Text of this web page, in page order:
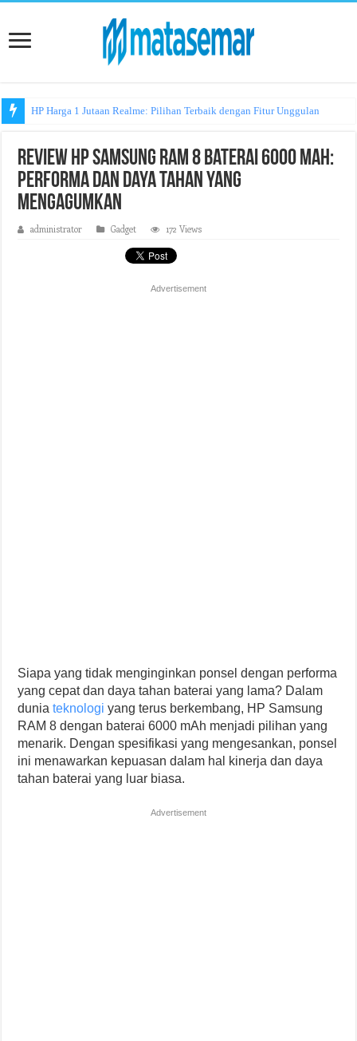
HP Harga 1 Jutaan Realme: Pilihan Terbaik dengan Fitur Unggulan
Review HP Samsung RAM 8 Baterai 6000 mAh:
Performa dan Daya Tahan yang
Mengagumkan
administrator Gadget 172 Views
Advertisement
Siapa yang tidak menginginkan ponsel dengan performa
yang cepat dan daya tahan baterai yang lama? Dalam
duniateknologi yang terus berkembang, HP Samsung
RAM 8 dengan baterai 6000 mAh menjadi pilihan yang
menarik. Dengan spesifikasi yang mengesankan, ponsel
ini menawarkan kepuasan dalam hal kinerja dan daya
tahan baterai yang luar biasa.
Advertisement